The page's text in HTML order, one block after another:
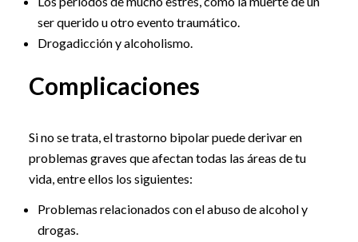
ser querido u otro evento traumático.
Drogadicción y alcoholismo.
Complicaciones
Si no se trata, el trastorno bipolar puede derivar en
problemas graves que afectan todas las áreas de tu
vida, entre ellos los siguientes:
Problemas relacionados con el abuso de alcohol y
drogas.